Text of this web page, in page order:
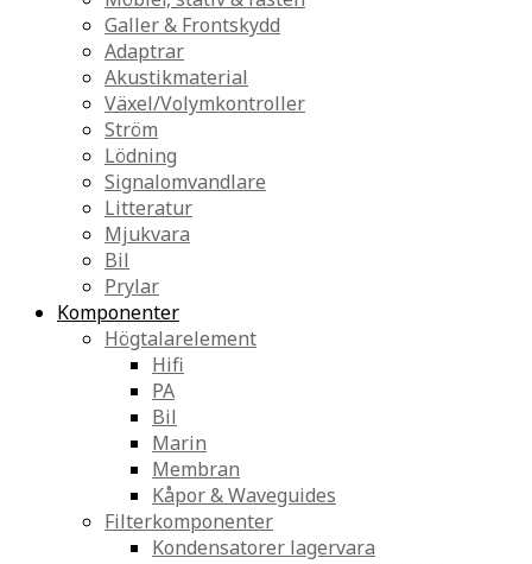
Galler & Frontskydd
Adaptrar
Akustikmaterial
Växel/Volymkontroller
Ström
Lödning
Signalomvandlare
Litteratur
Mjukvara
Bil
Prylar
Komponenter
Högtalarelement
Hifi
PA
Bil
Marin
Membran
Kåpor & Waveguides
Filterkomponenter
Kondensatorer lagervara